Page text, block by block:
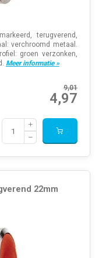
terugverend,
verchroomd metaal.
groen verzonken,
Meer informatie »
9,01
4,97
22mm